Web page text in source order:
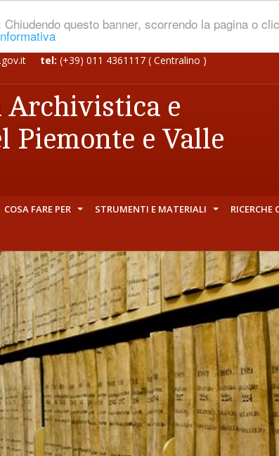
questo banner, scorrendo la pagina o
tel: (+39) 011 4361117 ( Centralino )
Archivistica e
Piemonte e Valle
COSA FARE PER STRUMENTI E MATERIALI RICERCHE